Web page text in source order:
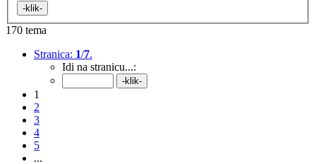
170 tema
Stranica: 1/7.
Idi na stranicu...:
1
2
3
4
5
...